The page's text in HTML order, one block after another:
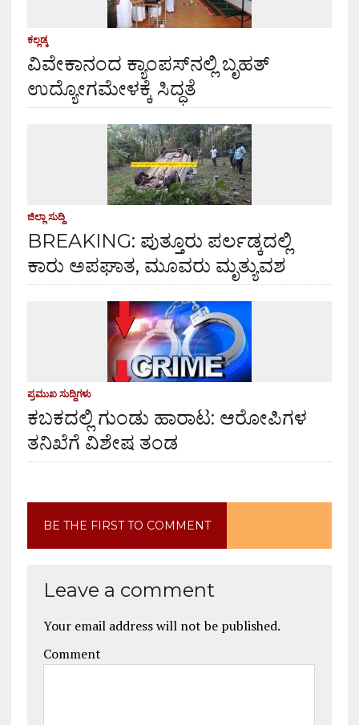
ಕಲ್ಲಡ್ಕ
ವಿವೇಕಾನಂದ ಕ್ಯಾಂಪಸ್‌ನಲ್ಲಿ ಬೃಹತ್
ಉದ್ಯೋಗಮೇಳಕ್ಕೆ ಸಿದ್ಧತೆ
ಜಿಲ್ಲಾ ಸುದ್ದಿ
BREAKING: ಪುತ್ತೂರು ಪರ್ಲಡ್ಕದಲ್ಲಿ
ಕಾರು ಅಪಘಾತ, ಮೂವರು ಮೃತ್ಯುವಶ
ಪ್ರಮುಖ ಸುದ್ದಿಗಳು
ಕಬಕದಲ್ಲಿ ಗುಂಡು ಹಾರಾಟ: ಆರೋಪಿಗಳ
ತನಿಖೆಗೆ ವಿಶೇಷ ತಂಡ
BE THE FIRST TO COMMENT
Leave a comment
Your email address will not be published.
Comment